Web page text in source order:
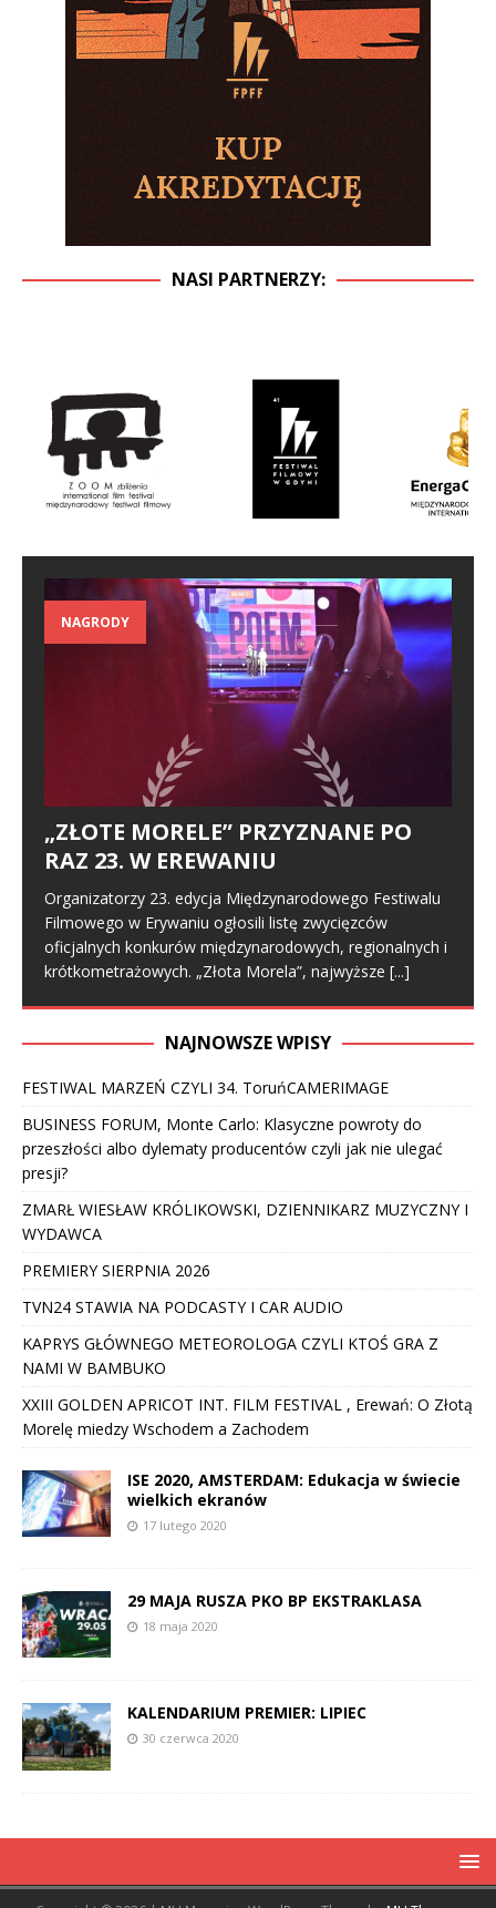
NASI PARTNERZY:
NAGRODY
„ZŁOTE MORELE” PRZYZNANE PO
RAZ 23. W EREWANIU
Organizatorzy 23. edycja Międzynarodowego Festiwalu
Filmowego w Erywaniu ogłosili listę zwycięzców
oficjalnych konkurów międzynarodowych, regionalnych i
krótkometrażowych. „Złota Morela”, najwyższe [...]
NAJNOWSZE WPISY
FESTIWAL MARZEŃ CZYLI 34. ToruńCAMERIMAGE
BUSINESS FORUM, Monte Carlo: Klasyczne powroty do
przeszłości albo dylematy producentów czyli jak nie ulegać
presji?
ZMARŁ WIESŁAW KRÓLIKOWSKI, DZIENNIKARZ MUZYCZNY I
WYDAWCA
PREMIERY SIERPNIA 2026
TVN24 STAWIA NA PODCASTY I CAR AUDIO
KAPRYS GŁÓWNEGO METEOROLOGA CZYLI KTOŚ GRA Z
NAMI W BAMBUKO
XXIII GOLDEN APRICOT INT. FILM FESTIVAL , Erewań: O Złotą
Morelę miedzy Wschodem a Zachodem
ISE 2020, AMSTERDAM: Edukacja w świecie
wielkich ekranów
17 lutego 2020
29 MAJA RUSZA PKO BP EKSTRAKLASA
18 maja 2020
KALENDARIUM PREMIER: LIPIEC
30 czerwca 2020